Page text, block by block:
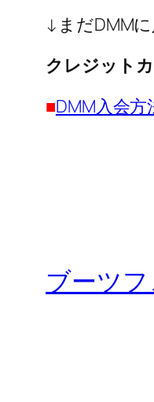
↓まだDMM
クレジット
■DMM入会
ブーツ